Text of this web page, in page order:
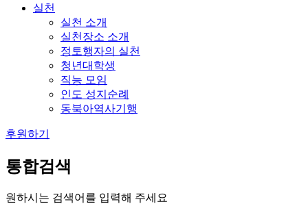
실천
실천 소개
실천장소 소개
정토행자의 실천
청년대학생
직능 모임
인도 성지순례
동북아역사기행
후원하기
통합검색
원하시는 검색어를 입력해 주세요